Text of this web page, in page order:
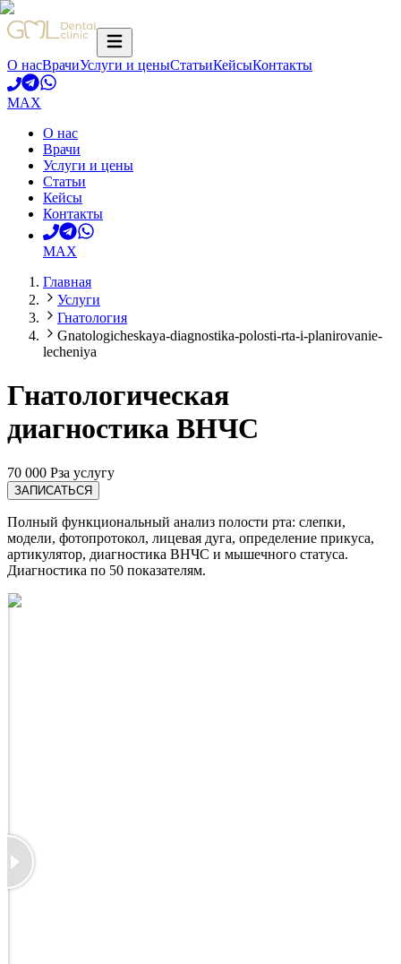
О насВрачиУслуги и ценыСтатьиКейсыКонтакты
MAX
О нас
Врачи
Услуги и цены
Статьи
Кейсы
Контакты
MAX
Главная
Услуги
Гнатология
Gnatologicheskaya-diagnostika-polosti-rta-i-planirovanie-
lecheniya
Гнатологическая
диагностика ВНЧС
70 000 Рза услугу
ЗАПИСАТЬСЯ
Полный функциональный анализ полости рта: слепки,
модели, фотопротокол, лицевая дуга, определение прикуса,
артикулятор, диагностика ВНЧС и мышечного статуса.
Диагностика по 50 показателям.